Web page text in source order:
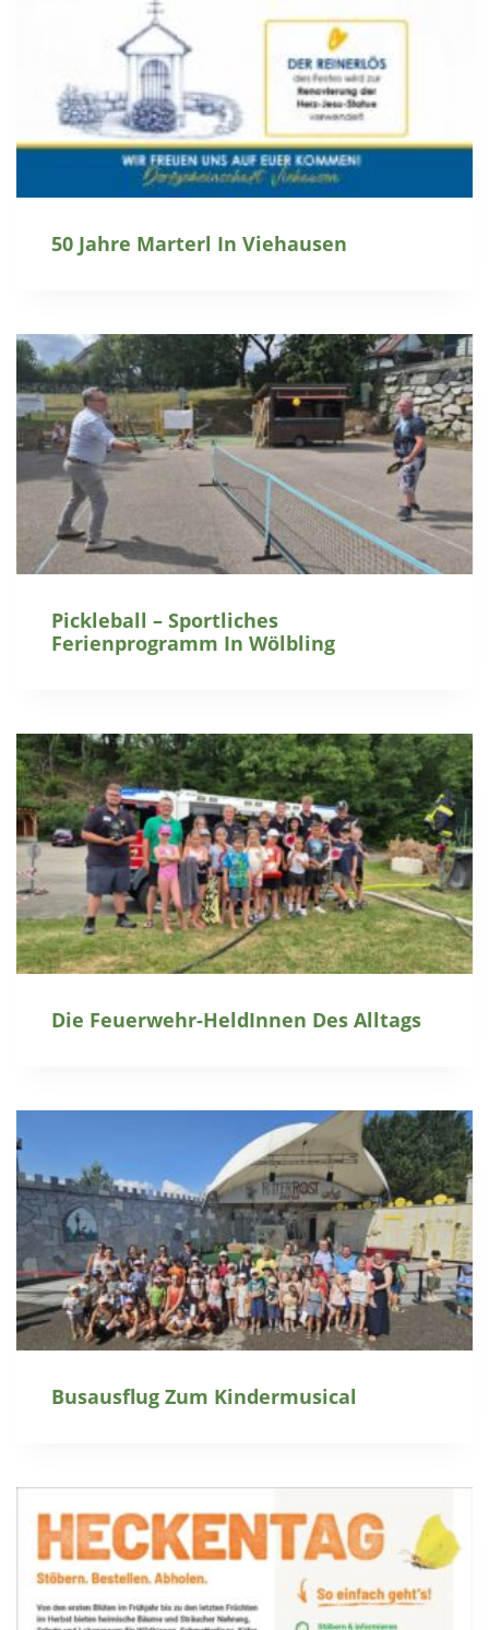
50 Jahre Marterl In Viehausen
Pickleball – Sportliches
Ferienprogramm In Wölbling
Die Feuerwehr-HeldInnen Des Alltags
Busausflug Zum Kindermusical